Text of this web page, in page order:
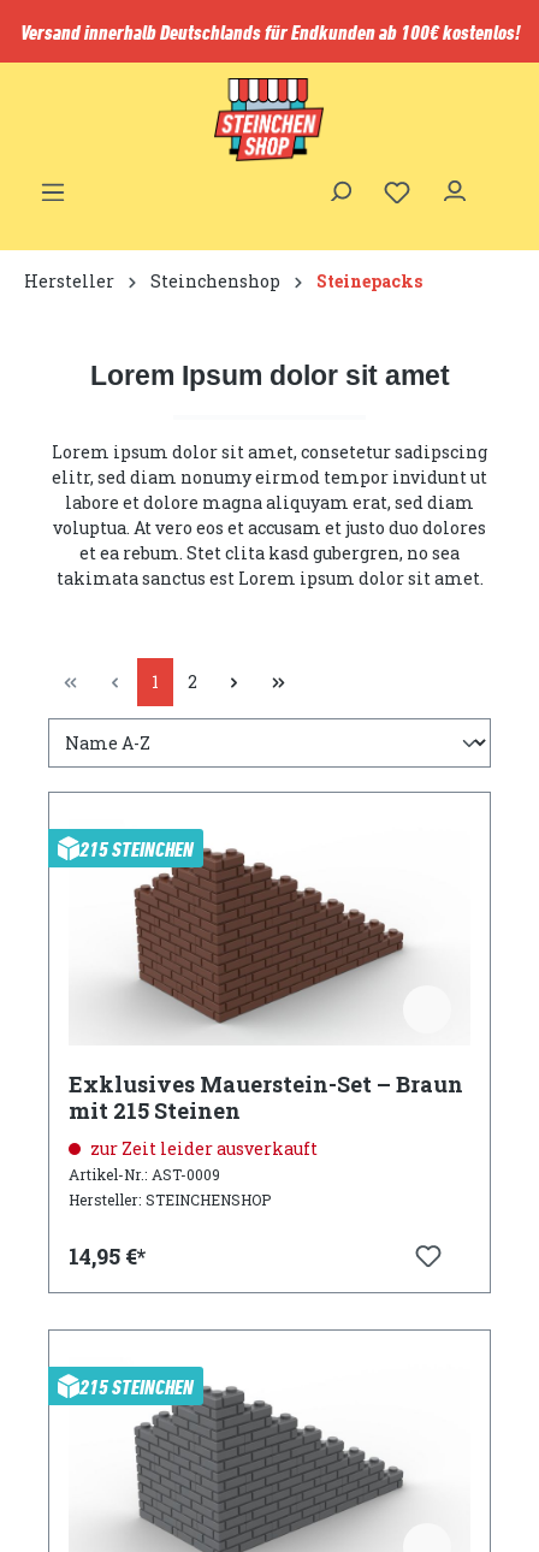
springen
Versand innerhalb Deutschlands für Endkunden ab 100€ kostenlos!
Hersteller Steinchenshop Steinepacks
Lorem Ipsum dolor sit amet
Lorem ipsum dolor sit amet, consetetur sadipscing
elitr, sed diam nonumy eirmod tempor invidunt ut
labore et dolore magna aliquyam erat, sed diam
voluptua. At vero eos et accusam et justo duo dolores
et ea rebum. Stet clita kasd gubergren, no sea
takimata sanctus est Lorem ipsum dolor sit amet.
1 2
215 STEINCHEN
Exklusives Mauerstein-Set – Braun
mit 215 Steinen
zur Zeit leider ausverkauft
Artikel-Nr.: AST-0009
Hersteller: STEINCHENSHOP
14,95 €*
215 STEINCHEN